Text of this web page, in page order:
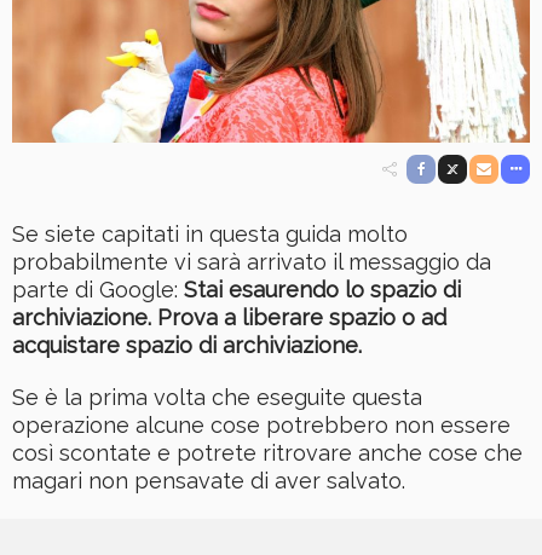
Se siete capitati in questa guida molto
probabilmente vi sarà arrivato il messaggio da
parte di Google: Stai esaurendo lo spazio di
archiviazione. Prova a liberare spazio o ad
acquistare spazio di archiviazione.
Se è la prima volta che eseguite questa
operazione alcune cose potrebbero non essere
così scontate e potrete ritrovare anche cose che
magari non pensavate di aver salvato.